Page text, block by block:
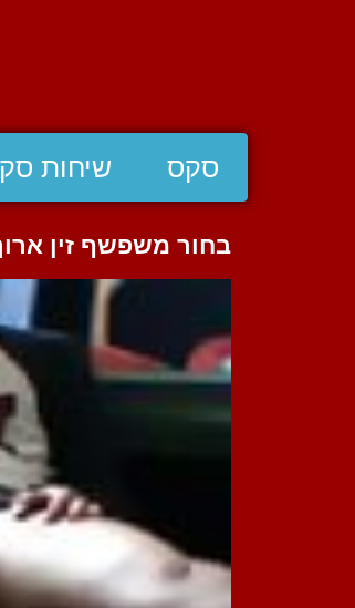
סקס שיחות
בחור משפשף זין